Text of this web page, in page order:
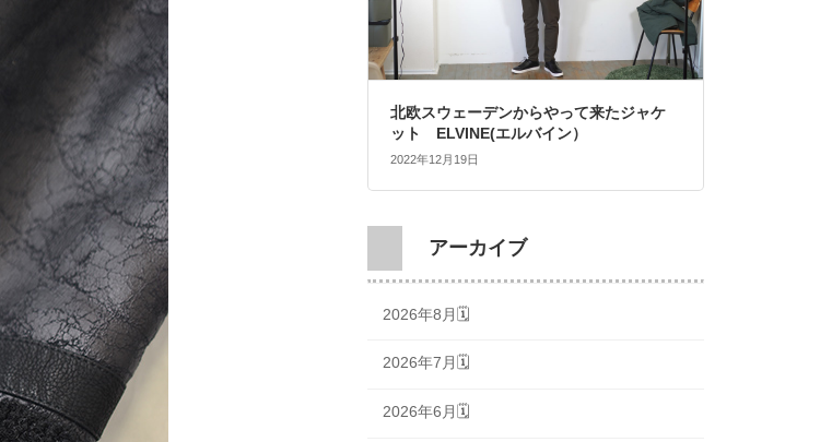
北欧スウェーデンからやって来たジャケ
ット ELVINE(エルバイン）
2022年12月19日
アーカイブ
2026年8月🗓
2026年7月🗓
2026年6月🗓